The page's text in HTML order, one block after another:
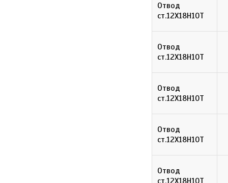
Отвод
ст.12Х18Н10Т
Отвод
ст.12Х18Н10Т
Отвод
ст.12Х18Н10Т
Отвод
ст.12Х18Н10Т
Отвод
ст.12Х18Н10Т